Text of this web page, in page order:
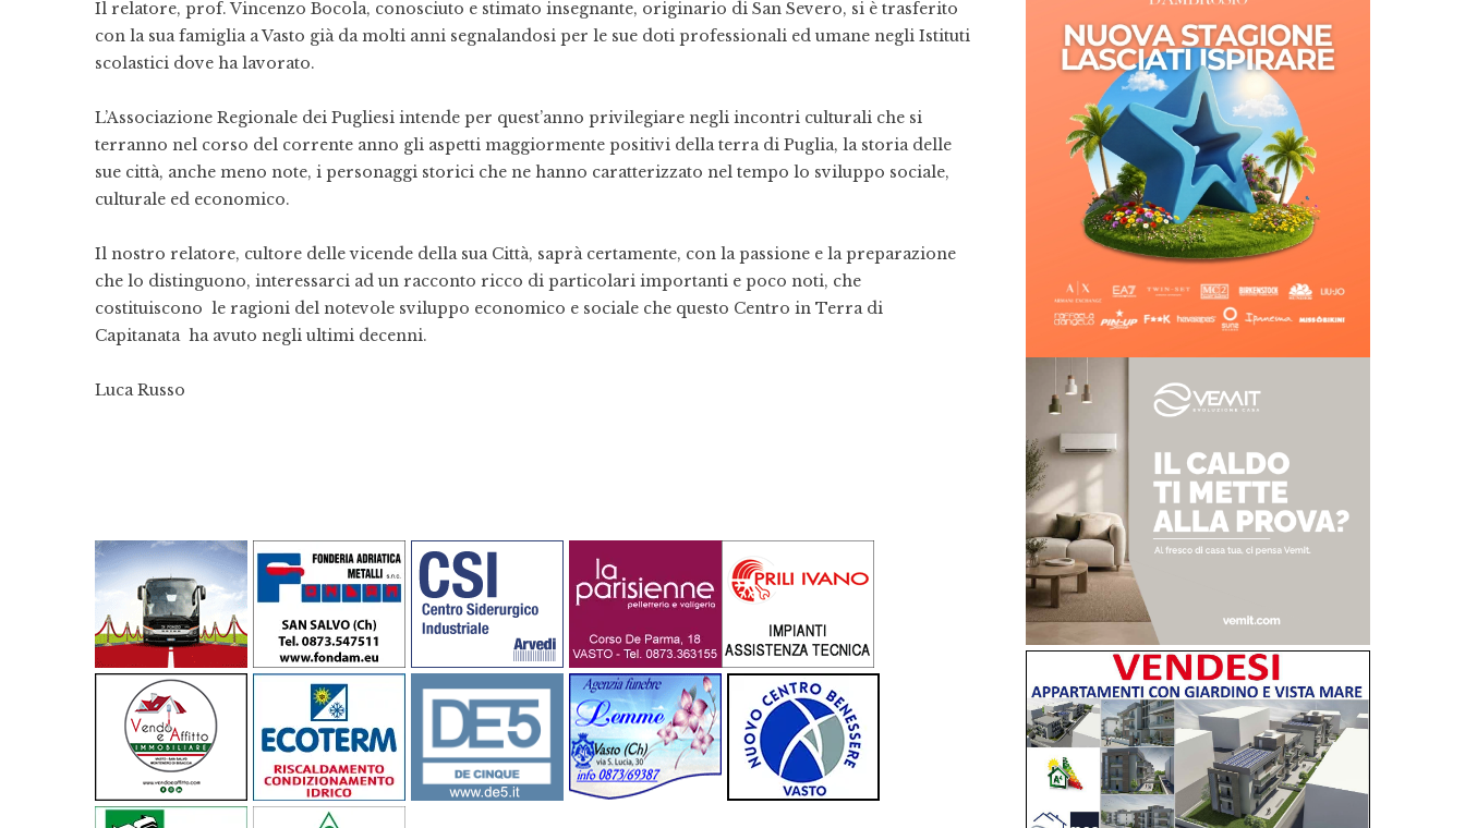
Il relatore, prof. Vincenzo Bocola, conosciuto e stimato insegnante, originario di San Severo, si è trasferito
con la sua famiglia a Vasto già da molti anni segnalandosi per le sue doti professionali ed umane negli Istituti
scolastici dove ha lavorato.
L’Associazione Regionale dei Pugliesi intende per quest’anno privilegiare negli incontri culturali che si
terranno nel corso del corrente anno gli aspetti maggiormente positivi della terra di Puglia, la storia delle
sue città, anche meno note, i personaggi storici che ne hanno caratterizzato nel tempo lo sviluppo sociale,
culturale ed economico.
Il nostro relatore, cultore delle vicende della sua Città, saprà certamente, con la passione e la preparazione
che lo distinguono, interessarci ad un racconto ricco di particolari importanti e poco noti, che
costituiscono le ragioni del notevole sviluppo economico e sociale che questo Centro in Terra di
Capitanata ha avuto negli ultimi decenni.
Luca Russo